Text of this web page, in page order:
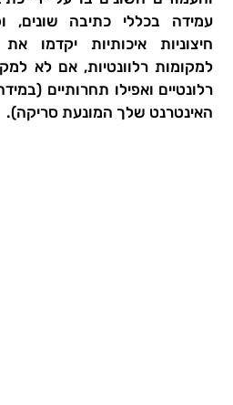
עמידה בכללי כתיבה שונים,
חיצוניות איכותיות יקדמו
למקומות רלוונטיות, אם לא
רלונטיים ואפילו תחרותיים
האינטרנט שלך המונעת סריקה).